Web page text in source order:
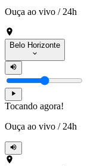
Ouça ao vivo / 24h
Belo Horizonte
Tocando agora!
Ouça ao vivo / 24h